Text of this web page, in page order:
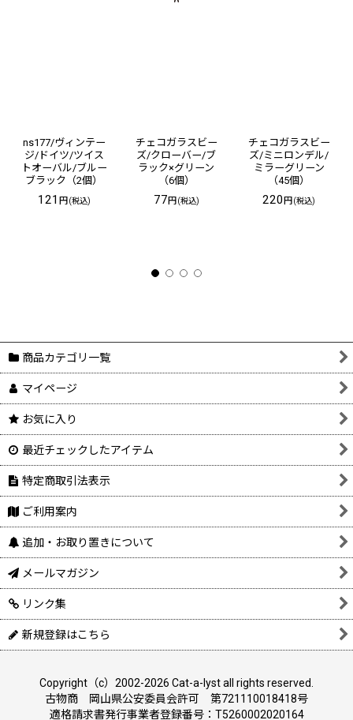
ns177/ヴィンテー
ジ/ドイツ/ツイス
トオーバル/ブルー
ブラック（2個）
121 円(税込)
チェコガラスビー
ズ/クローバー/ブ
ラック×グリーン
（6個）
77円(税込)
チェコガラスビー
ズ/ミニロンデル/
ミラーグリーン
（45個）
220円(税込)
商品カテゴリ一覧
マイページ
お気に入り
最近チェックしたアイテム
特定商取引法表示
ご利用案内
追加・お取り置きについて
メールマガジン
リンク集
新規登録はこちら
Copyright（c）2002-2026 Cat-a-lyst all rights reserved.
古物商 岡山県公安委員会許可 第721110018418号
適格請求書発行事業者登録番号：T5260002020164